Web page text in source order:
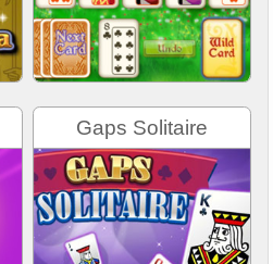
Gaps Solitaire